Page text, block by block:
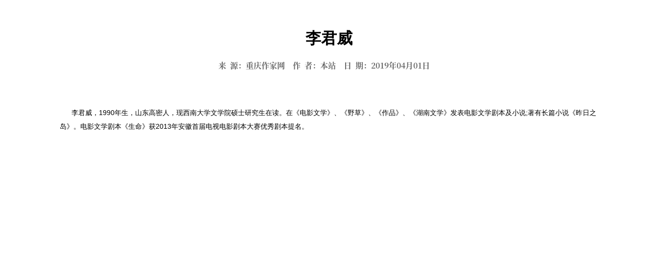
李君威
来 源：重庆作家网 作 者：本站 日 期：2019年04月01日
李君威，1990年生，山东高密人，现西南大学文学院硕士研究生在读。在《电影文学》、《野草》、《作品》、《湖南文学》发表电影文学剧本及小说;著有长篇小说《昨日之
岛》。电影文学剧本《生命》获2013年安徽首届电视电影剧本大赛优秀剧本提名。